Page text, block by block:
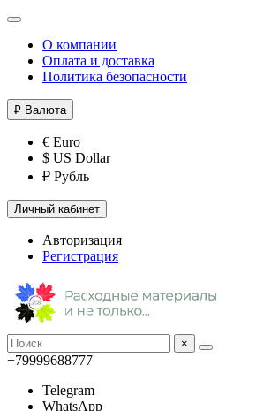
О компании
Оплата и доставка
Политика безопасности
₽ Валюта
€ Euro
$ US Dollar
₽ Рубль
Личный кабинет
Авторизация
Регистрация
×
+79999688777
Telegram
WhatsApp